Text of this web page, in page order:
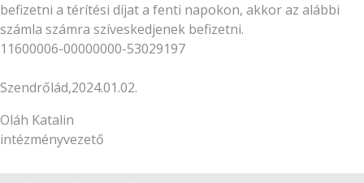
befizetni a térítési díjat a fenti napokon, akkor az alábbi
számla számra szíveskedjenek befizetni.
11600006-00000000-53029197
Szendrőlád,2024.01.02.
Oláh Katalin
intézményvezető